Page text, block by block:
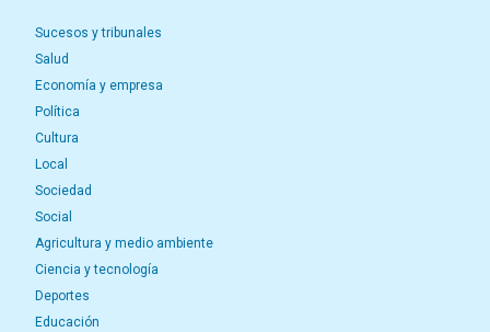
Sucesos y tribunales
Salud
Economía y empresa
Política
Cultura
Local
Sociedad
Social
Agricultura y medio ambiente
Ciencia y tecnología
Deportes
Educación